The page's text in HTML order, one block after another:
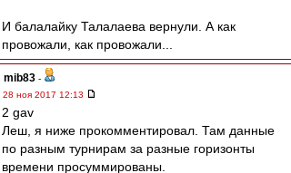
И балалайку Талалаева вернули. А как
провожали, как провожали...
mib83 -
28 ноя 2017 12:13
2 gav
Леш, я ниже прокомментировал. Там данные
по разным турнирам за разные горизонты
времени просуммированы.